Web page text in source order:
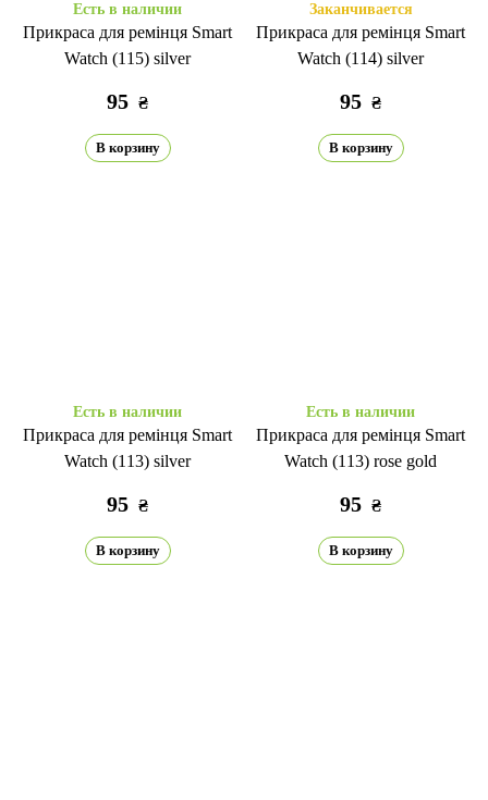
Есть в наличии
Прикраса для ремінця Smart
Watch (115) silver
95 ₴
В корзину
Заканчивается
Прикраса для ремінця Smart
Watch (114) silver
95 ₴
В корзину
Есть в наличии
Прикраса для ремінця Smart
Watch (113) silver
95 ₴
В корзину
Есть в наличии
Прикраса для ремінця Smart
Watch (113) rose gold
95 ₴
В корзину